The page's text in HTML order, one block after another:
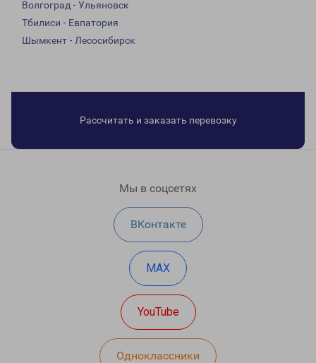
Волгоград - Ульяновск
Тбилиси - Евпатория
Шымкент - Лесосибирск
Рассчитать и заказать перевозку
Мы в соцсетях
ВКонтакте
MAX
YouTube
Одноклассники